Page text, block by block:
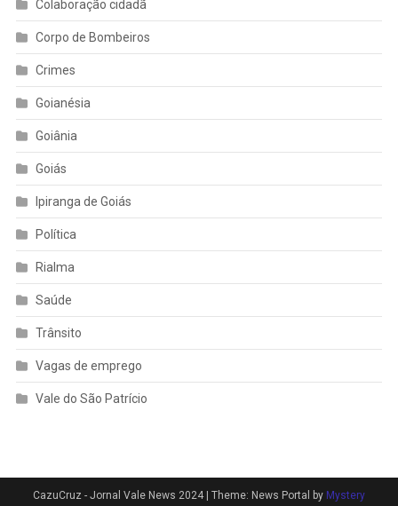
Colaboração cidadã
Corpo de Bombeiros
Crimes
Goianésia
Goiânia
Goiás
Ipiranga de Goiás
Política
Rialma
Saúde
Trânsito
Vagas de emprego
Vale do São Patrício
CazuCruz - Jornal Vale News 2024 | Theme: News Portal by Mystery